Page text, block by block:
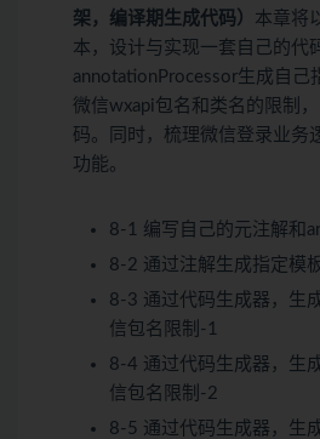
架，编译期生成代码） 本章将
本，设计与实现一套自己的代
annotationProcessor生成自己
微信wxapi包名和类名的限制
码。同时，梳理微信登录业务
功能。
8-1 编写自己的元注解和
8-2 通过注解生成指定模
8-3 通过代码生成器，生
信包名限制-1
8-4 通过代码生成器，生
信包名限制-2
8-5 通过代码生成器，生